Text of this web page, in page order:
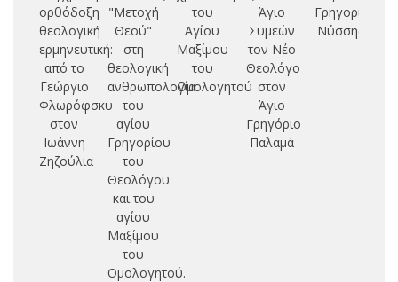
ορθόδοξη
θεολογική
ερμηνευτική:
από το
Γεώργιο
Φλωρόφσκυ
στον
Ιωάννη
Ζηζούλια
"Μετοχή
Θεού"
στη
θεολογική
ανθρωπολογία
του
αγίου
Γρηγορίου
του
Θεολόγου
και του
αγίου
Μαξίμου
του
Ομολογητού.
του
Αγίου
Μαξίμου
του
Ομολογητού
Άγιο
Συμεών
τον Νέο
Θεολόγο
στον
Άγιο
Γρηγόριο
Παλαμά
Γρηγορίου
Νύσσης